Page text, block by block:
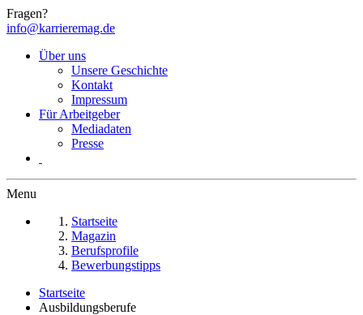
Fragen?
info@karrieremag.de
Über uns
Unsere Geschichte
Kontakt
Impressum
Für Arbeitgeber
Mediadaten
Presse
Menu
Startseite
Magazin
Berufsprofile
Bewerbungstipps
Startseite
Ausbildungsberufe